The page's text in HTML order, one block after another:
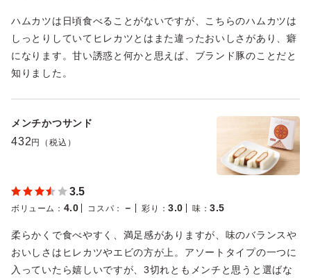
ハムカツは日頃食べることがないですが、こちらのハムカツは
しっとりしていてヒレカツとはまた違ったおいしさがあり、癖
になります。甘い誘惑と何かと思えば、ブランド豚のことだと
知りました。
メンチかつサンド
432 円（税込）
3.5
ボリューム ： 4.0 コスパ ： － 彩り ：3.0 味 ：3.5
柔らかくで食べやすく、満足感がありますが、味のバランスや
おいしさはヒレカツやエビの方が上。アソートタイプの一つに
入っていたら嬉しいですが、3切れともメンチと思うと選ばな